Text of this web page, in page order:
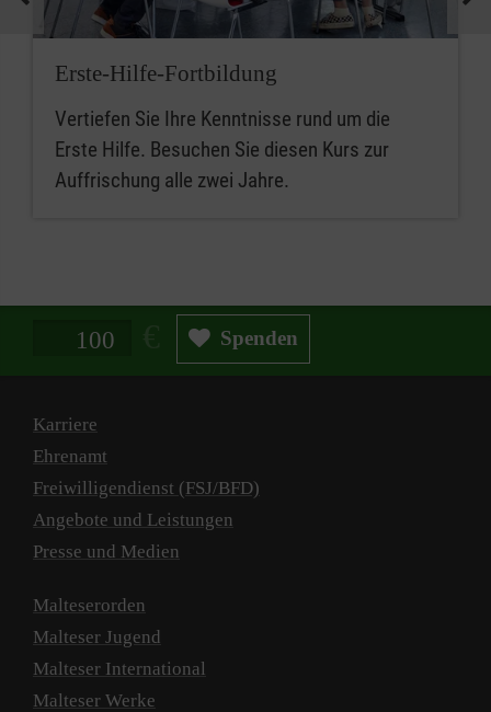
Erste-Hilfe-Fortbildung
Vertiefen Sie Ihre Kenntnisse rund um die
Erste Hilfe. Besuchen Sie diesen Kurs zur
Auffrischung alle zwei Jahre.
Spendenbetrag in Euro Spenden
Karriere
Ehrenamt
Freiwilligendienst (FSJ/BFD)
Angebote und Leistungen
Presse und Medien
Malteserorden
Malteser Jugend
Malteser International
Malteser Werke